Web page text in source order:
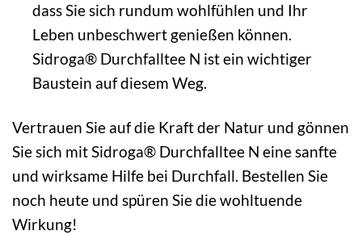
dass Sie sich rundum wohlfühlen und Ihr
Leben unbeschwert genießen können.
Sidroga® Durchfalltee N ist ein wichtiger
Baustein auf diesem Weg.
Vertrauen Sie auf die Kraft der Natur und gönnen
Sie sich mit Sidroga® Durchfalltee N eine sanfte
und wirksame Hilfe bei Durchfall. Bestellen Sie
noch heute und spüren Sie die wohltuende
Wirkung!